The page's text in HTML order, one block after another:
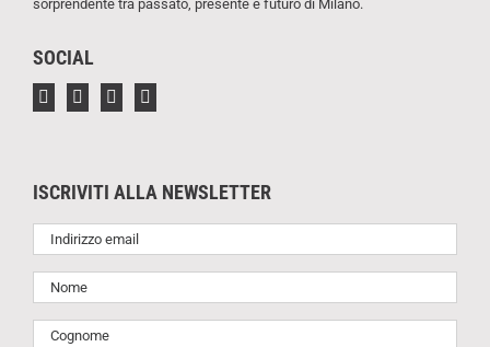
sorprendente tra passato, presente e futuro di Milano.
SOCIAL
ISCRIVITI ALLA NEWSLETTER